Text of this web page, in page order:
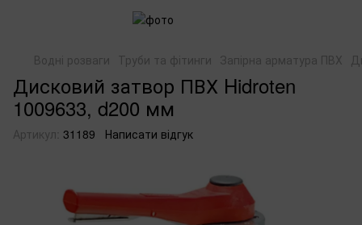
Водні розваги Труби та фітинги Запірна арматура ПВХ
Дисковий затвор ПВХ Hidroten
1009633, d200 мм
Артикул: 31189 Написати відгук